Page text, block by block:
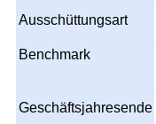
Ausschüttungsart
Benchmark
Geschäftsjahresende